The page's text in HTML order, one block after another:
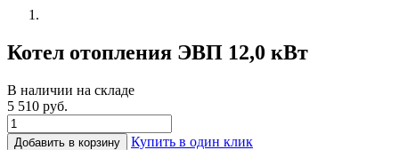
Котел отопления ЭВП 12,0 кВт
В наличии на складе
5 510 руб.
Добавить в корзину
Купить в один клик